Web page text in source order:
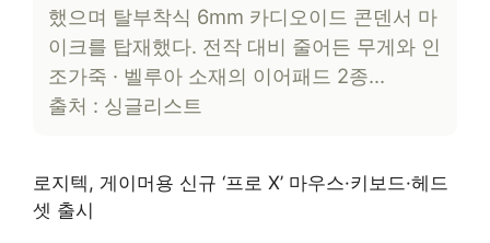
했으며 탈부착식 6mm 카디오이드 콘덴서 마
이크를 탑재했다. 전작 대비 줄어든 무게와 인
조가죽 · 벨루아 소재의 이어패드 2종…
출처 : 싱글리스트
로지텍, 게이머용 신규 ‘프로 X’ 마우스·키보드·헤드
셋 출시